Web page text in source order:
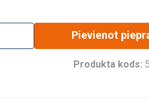
Pievienot
Produkta kods: